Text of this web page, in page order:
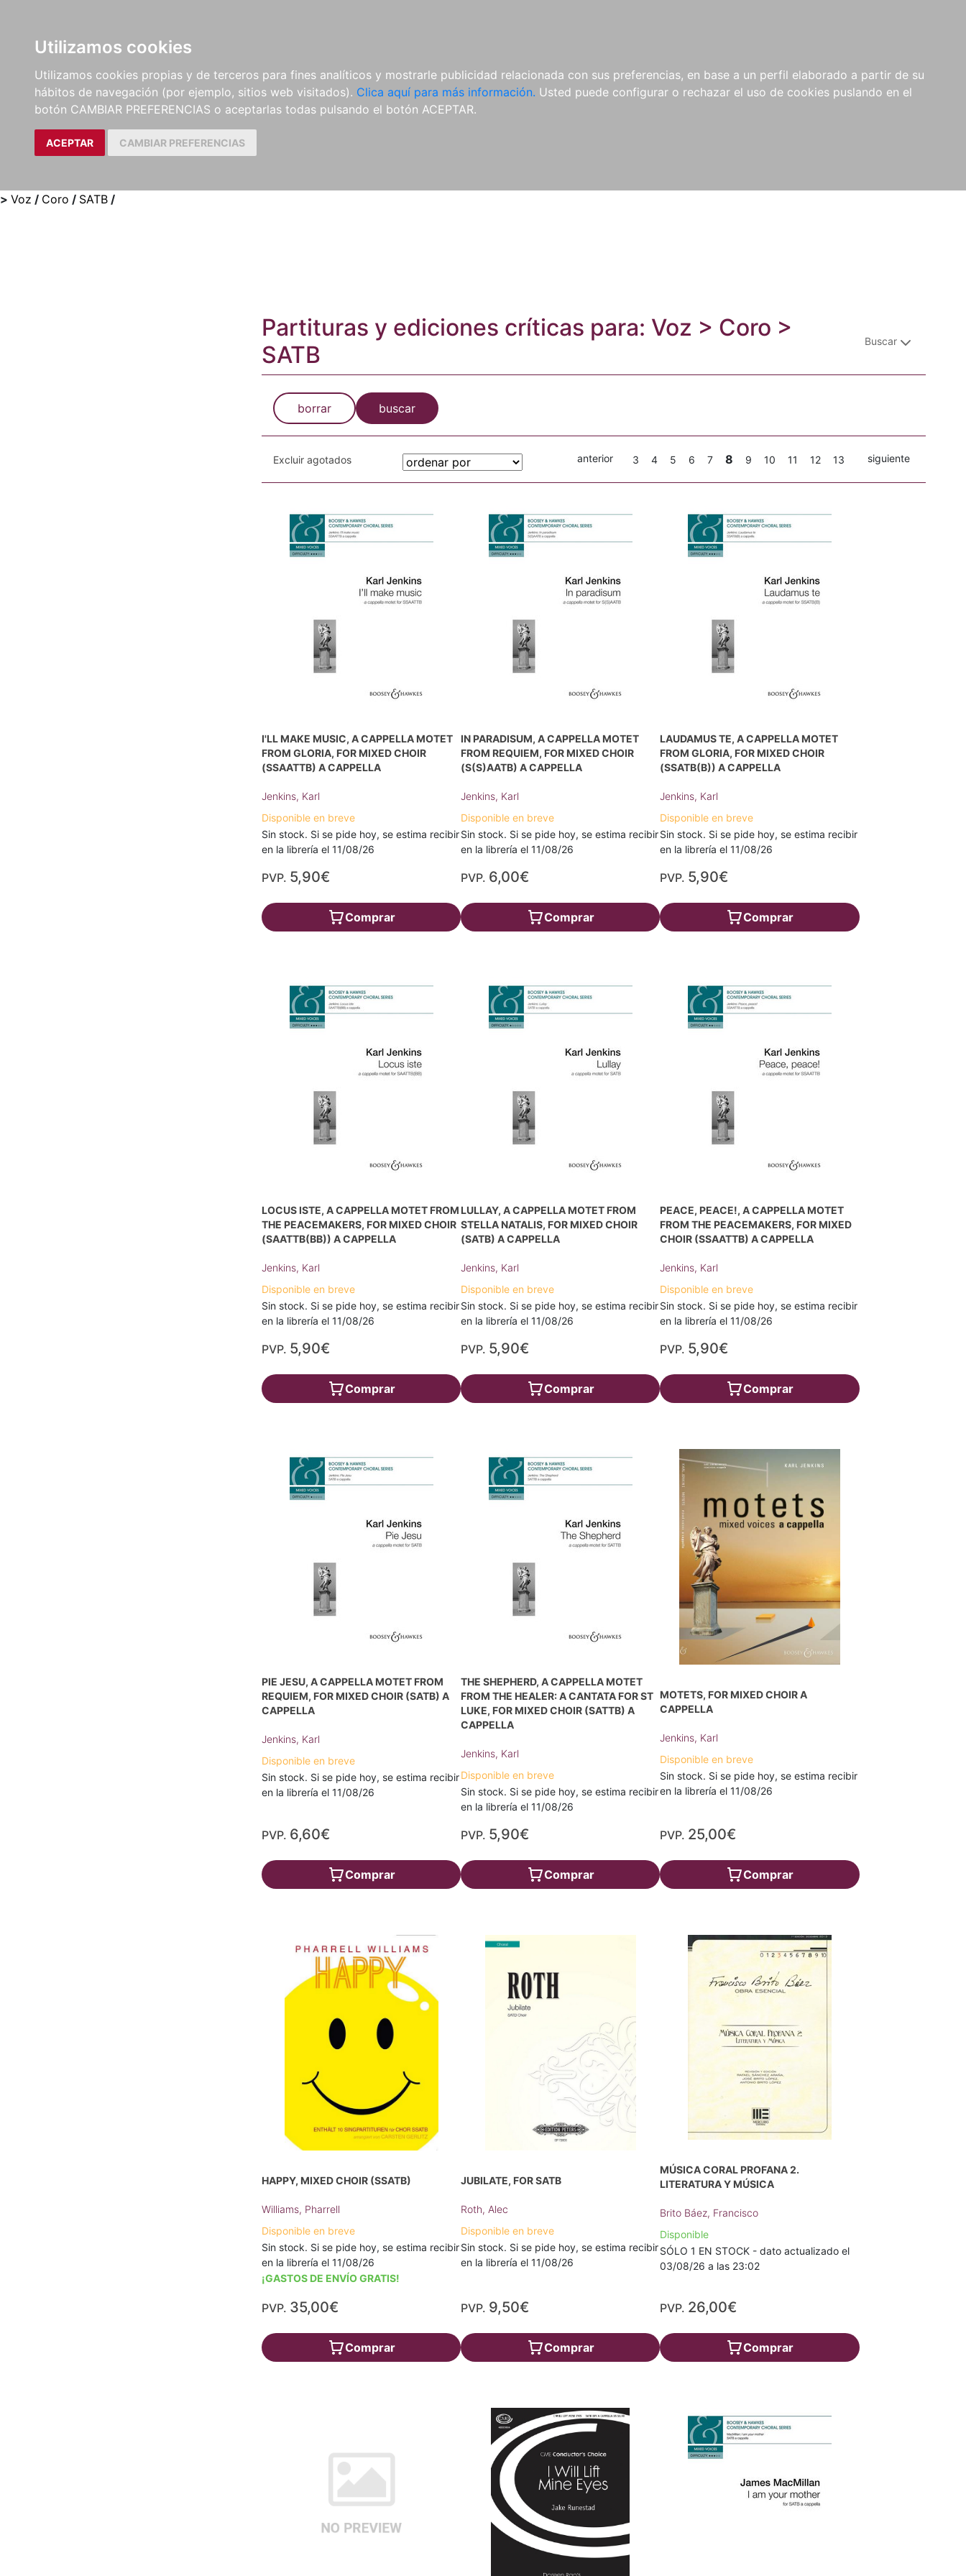
Utilizamos cookies
Utilizamos cookies propias y de terceros para fines analíticos y mostrarle publicidad relacionada con sus preferencias, en base a un perfil elaborado a partir de su
hábitos de navegación (por ejemplo, sitios web visitados). Clica aquí para más información. Usted puede configurar o rechazar el uso de cookies puslando en el
botón CAMBIAR PREFERENCIAS o aceptarlas todas pulsando el botón ACEPTAR.
ACEPTAR CAMBIAR PREFERENCIAS
LIBROS
MÉTODOS Y
EJERCICIOS
PARTITURAS Y EDICIONES
CRÍTICAS
REVISTAS
CDS Y
DVDS
MATERIAL
COMPLEMENTARIO
NOVEDADES NOTICIAS
COMPRAS
INSTITUCIONALES
> Voz / Coro / SATB /
Partituras y ediciones críticas para: Voz > Coro >
SATB
Buscar
borrar buscar
Excluir agotados anterior 3 4 5 6 7 8 9 10 11 12 13 siguiente
I'LL MAKE MUSIC, A CAPPELLA MOTET
FROM GLORIA, FOR MIXED CHOIR
(SSAATTB) A CAPPELLA
Jenkins, Karl
Disponible en breve
Sin stock. Si se pide hoy, se estima recibir
en la librería el 11/08/26
PVP. 5,90€
Comprar
IN PARADISUM, A CAPPELLA MOTET
FROM REQUIEM, FOR MIXED CHOIR
(S(S)AATB) A CAPPELLA
Jenkins, Karl
Disponible en breve
Sin stock. Si se pide hoy, se estima recibir
en la librería el 11/08/26
PVP. 6,00€
Comprar
LAUDAMUS TE, A CAPPELLA MOTET
FROM GLORIA, FOR MIXED CHOIR
(SSATB(B)) A CAPPELLA
Jenkins, Karl
Disponible en breve
Sin stock. Si se pide hoy, se estima recibir
en la librería el 11/08/26
PVP. 5,90€
Comprar
LOCUS ISTE, A CAPPELLA MOTET FROM
THE PEACEMAKERS, FOR MIXED CHOIR
(SAATTB(BB)) A CAPPELLA
Jenkins, Karl
Disponible en breve
Sin stock. Si se pide hoy, se estima recibir
en la librería el 11/08/26
PVP. 5,90€
Comprar
LULLAY, A CAPPELLA MOTET FROM
STELLA NATALIS, FOR MIXED CHOIR
(SATB) A CAPPELLA
Jenkins, Karl
Disponible en breve
Sin stock. Si se pide hoy, se estima recibir
en la librería el 11/08/26
PVP. 5,90€
Comprar
PEACE, PEACE!, A CAPPELLA MOTET
FROM THE PEACEMAKERS, FOR MIXED
CHOIR (SSAATTB) A CAPPELLA
Jenkins, Karl
Disponible en breve
Sin stock. Si se pide hoy, se estima recibir
en la librería el 11/08/26
PVP. 5,90€
Comprar
PIE JESU, A CAPPELLA MOTET FROM
REQUIEM, FOR MIXED CHOIR (SATB) A
CAPPELLA
Jenkins, Karl
Disponible en breve
Sin stock. Si se pide hoy, se estima recibir
en la librería el 11/08/26
PVP. 6,60€
Comprar
THE SHEPHERD, A CAPPELLA MOTET
FROM THE HEALER: A CANTATA FOR ST
LUKE, FOR MIXED CHOIR (SATTB) A
CAPPELLA
Jenkins, Karl
Disponible en breve
Sin stock. Si se pide hoy, se estima recibir
en la librería el 11/08/26
PVP. 5,90€
Comprar
MOTETS, FOR MIXED CHOIR A
CAPPELLA
Jenkins, Karl
Disponible en breve
Sin stock. Si se pide hoy, se estima recibir
en la librería el 11/08/26
PVP. 25,00€
Comprar
HAPPY, MIXED CHOIR (SSATB)
Williams, Pharrell
Disponible en breve
Sin stock. Si se pide hoy, se estima recibir
en la librería el 11/08/26
¡GASTOS DE ENVÍO GRATIS!
PVP. 35,00€
Comprar
JUBILATE, FOR SATB
Roth, Alec
Disponible en breve
Sin stock. Si se pide hoy, se estima recibir
en la librería el 11/08/26
PVP. 9,50€
Comprar
MÚSICA CORAL PROFANA 2.
LITERATURA Y MÚSICA
Brito Báez, Francisco
Disponible
SÓLO 1 EN STOCK - dato actualizado el
03/08/26 a las 23:02
PVP. 26,00€
Comprar